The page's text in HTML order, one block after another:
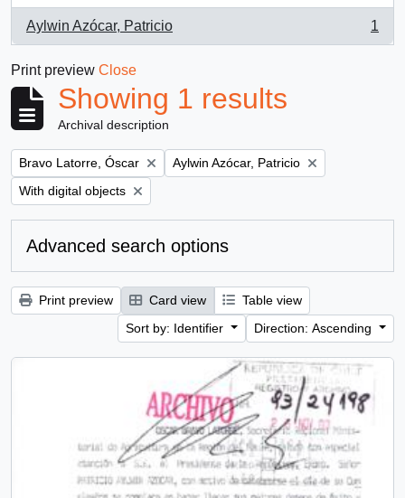
Aylwin Azócar, Patricio
, 1 results
1
Print preview Close
Showing 1 results
Archival description
Remove filter:
Bravo Latorre, Óscar Remove filter:
Aylwin Azócar, Patricio
Remove filter:
With digital objects
Advanced search options
Print preview Card view
Table view
Sort by: Identifier
Direction: Ascending